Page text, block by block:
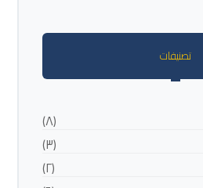
تصنيفات
(٨)
(٣)
(٢)